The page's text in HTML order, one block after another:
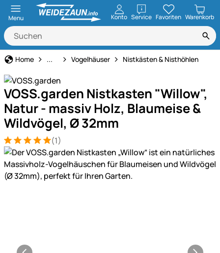
Menu Konto ServiceöffnenFavoriten Warenkorb
Home Garten & Heimdekoration
... Vogelhäuser Nistkästen & Nisthöhlen
VOSS.garden Nistkasten "Willow",
Natur - massiv Holz, Blaumeise &
Wildvögel, Ø 32mm
Bewertung: 5 von 5 (1 Bewertungen)
1 Bewertung (1)
Produktgalerie